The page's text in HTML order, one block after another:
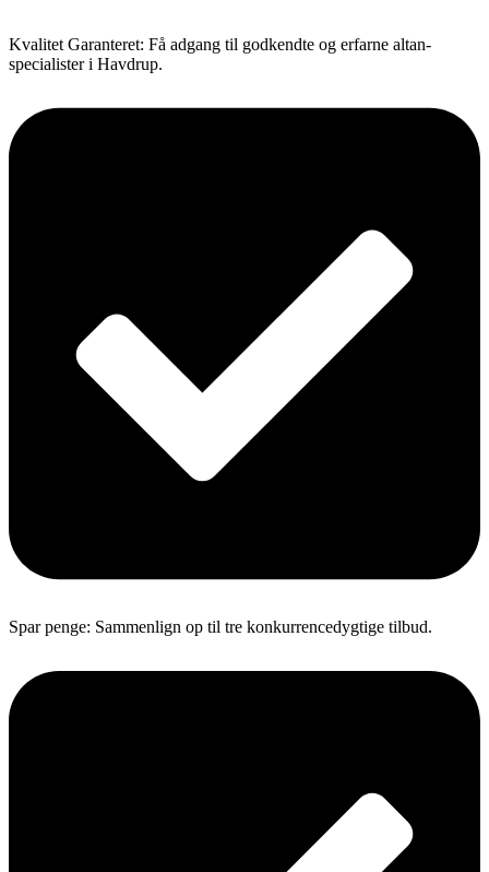
Kvalitet Garanteret: Få adgang til godkendte og erfarne altan-
specialister i Havdrup.
Spar penge: Sammenlign op til tre konkurrencedygtige tilbud.